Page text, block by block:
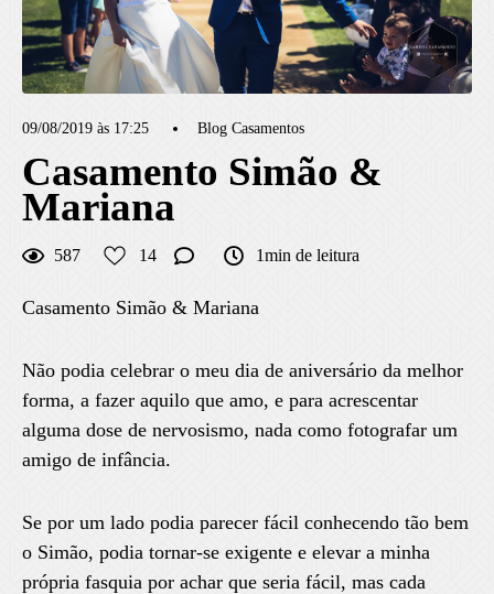
09/08/2019 às 17:25 Blog Casamentos
Casamento Simão &
Mariana
587 14 1min de leitura
Casamento Simão & Mariana
Não podia celebrar o meu dia de aniversário da melhor
forma, a fazer aquilo que amo, e para acrescentar
alguma dose de nervosismo, nada como fotografar um
amigo de infância.
Se por um lado podia parecer fácil conhecendo tão bem
o Simão, podia tornar-se exigente e elevar a minha
própria fasquia por achar que seria fácil, mas cada